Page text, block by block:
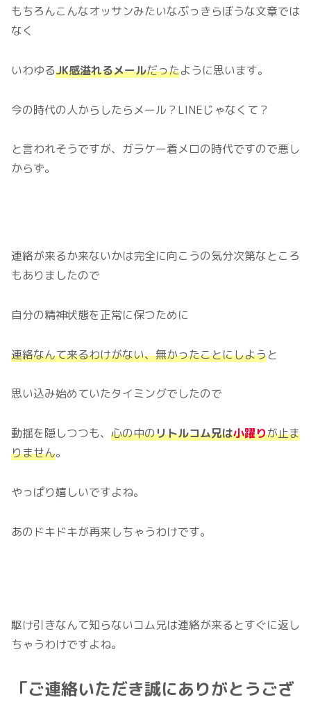
もちろんこんなオッサンみたいなぶっきらぼうな文章では
なく
いわゆるJK感溢れるメールだったように思います。
今の時代の人からしたらメール？LINEじゃなくて？
と言われそうですが、ガラケー着メロの時代ですので悪し
からず。
連絡が来るか来ないかは完全に向こうの気分次第なところ
もありましたので
自分の精神状態を正常に保つために
連絡なんて来るわけがない、無かったことにしようと
思い込み始めていたタイミングでしたので
動揺を隠しつつも、 心の中のリトルコム兄は小躍りが止ま
りません。
やっぱり嬉しいですよね。
あのドキドキが再来しちゃうわけです。
駆け引きなんて知らないコム兄は連絡が来るとすぐに返し
ちゃうわけですよね。
「ご連絡いただき誠にありがとうござ